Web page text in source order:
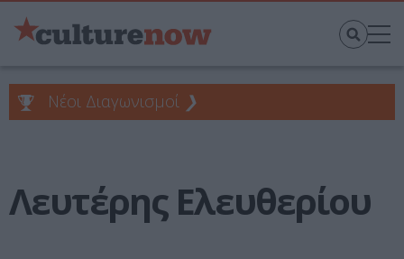
Νέοι Διαγωνισμοί ❯
Λευτέρης Ελευθερίου